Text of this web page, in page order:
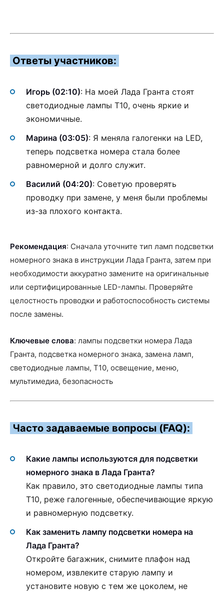
Ответы участников:
Игорь (02:10): На моей Лада Гранта стоят
светодиодные лампы T10, очень яркие и
экономичные.
Марина (03:05): Я меняла галогенки на LED,
теперь подсветка номера стала более
равномерной и долго служит.
Василий (04:20): Советую проверять
проводку при замене, у меня были проблемы
из-за плохого контакта.
Рекомендация: Сначала уточните тип ламп подсветки
номерного знака в инструкции Лада Гранта, затем при
необходимости аккуратно замените на оригинальные
или сертифицированные LED-лампы. Проверяйте
целостность проводки и работоспособность системы
после замены.
Ключевые слова: лампы подсветки номера Лада
Гранта, подсветка номерного знака, замена ламп,
светодиодные лампы, T10, освещение, меню,
мультимедиа, безопасность
Часто задаваемые вопросы (FAQ):
Какие лампы используются для подсветки
номерного знака в Лада Гранта?
Как правило, это светодиодные лампы типа
T10, реже галогенные, обеспечивающие яркую
и равномерную подсветку.
Как заменить лампу подсветки номера на
Лада Гранта?
Откройте багажник, снимите плафон над
номером, извлеките старую лампу и
установите новую с тем же цоколем, не